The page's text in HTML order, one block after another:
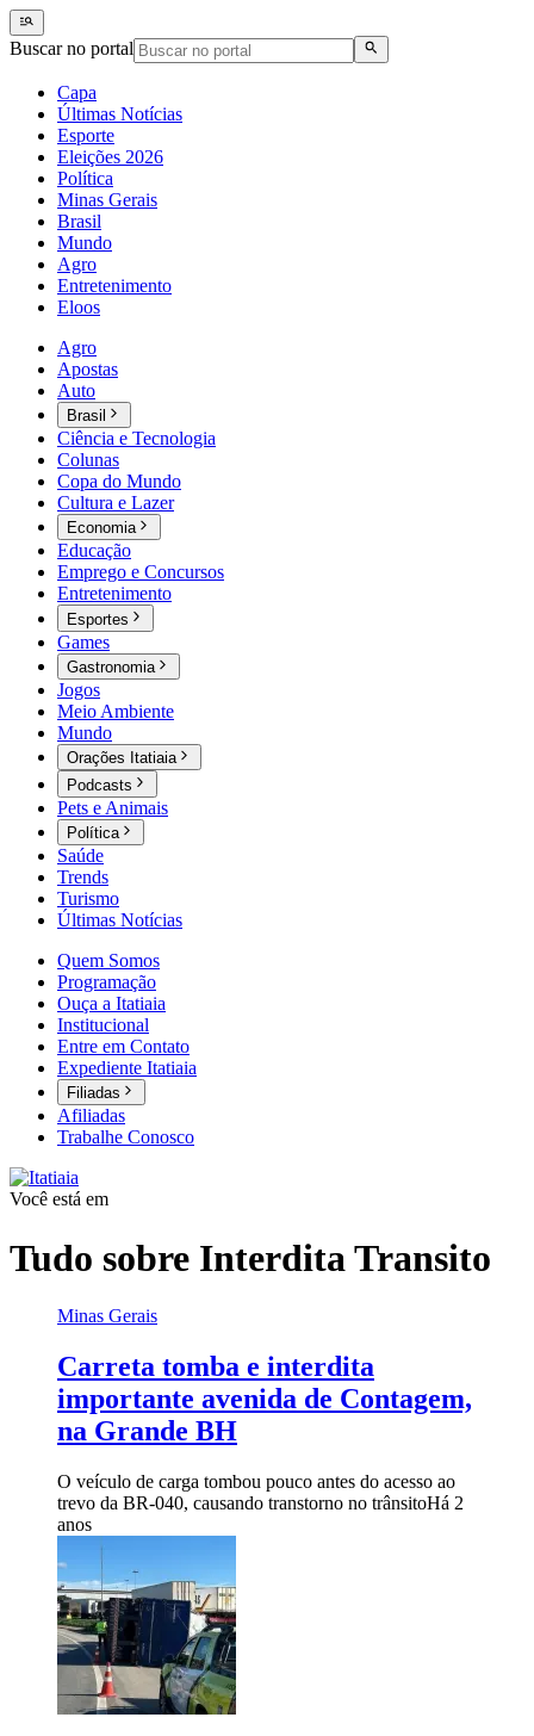
Buscar no portal
Capa
Últimas Notícias
Esporte
Eleições 2026
Política
Minas Gerais
Brasil
Mundo
Agro
Entretenimento
Eloos
Agro
Apostas
Auto
Brasil
Ciência e Tecnologia
Colunas
Copa do Mundo
Cultura e Lazer
Economia
Educação
Emprego e Concursos
Entretenimento
Esportes
Games
Gastronomia
Jogos
Meio Ambiente
Mundo
Orações Itatiaia
Podcasts
Pets e Animais
Política
Saúde
Trends
Turismo
Últimas Notícias
Quem Somos
Programação
Ouça a Itatiaia
Institucional
Entre em Contato
Expediente Itatiaia
Filiadas
Afiliadas
Trabalhe Conosco
Você está em
Tudo sobre Interdita Transito
Minas Gerais
Carreta tomba e interdita
importante avenida de Contagem,
na Grande BH
O veículo de carga tombou pouco antes do acesso ao
trevo da BR-040, causando transtorno no trânsitoHá 2
anos